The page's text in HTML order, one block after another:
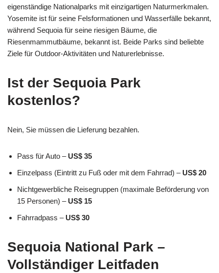
eigenständige Nationalparks mit einzigartigen Naturmerkmalen.
Yosemite ist für seine Felsformationen und Wasserfälle bekannt,
während Sequoia für seine riesigen Bäume, die
Riesenmammutbäume, bekannt ist. Beide Parks sind beliebte
Ziele für Outdoor-Aktivitäten und Naturerlebnisse.
Ist der Sequoia Park
kostenlos?
Nein, Sie müssen die Lieferung bezahlen.
Pass für Auto – US$ 35
Einzelpass (Eintritt zu Fuß oder mit dem Fahrrad) –US$ 20
Nichtgewerbliche Reisegruppen (maximale Beförderung von
15 Personen) – US$ 15
Fahrradpass –US$ 30
Sequoia National Park –
Vollständiger Leitfaden